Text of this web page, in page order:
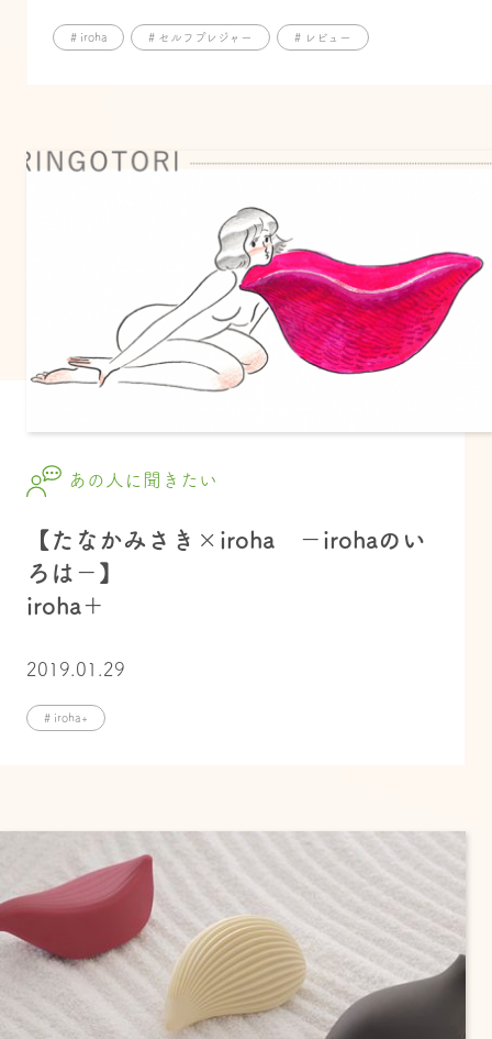
# iroha # セルフプレジャー # レビュー
あの人に聞きたい
【たなかみさき×iroha －irohaのい
ろは－】
iroha＋
2019.01.29
# iroha+